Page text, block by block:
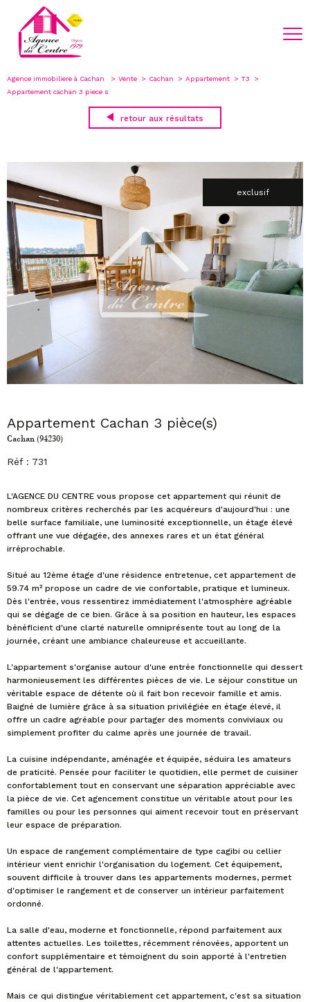
Agence immobiliere à Cachan Vente Cachan Appartement
T3
Appartement cachan 3 piece s
retour aux résultats
exclusif
Appartement Cachan 3 pièce(s)
Cachan (94230)
Réf : 731
L'AGENCE DU CENTRE vous propose cet appartement qui réunit de
nombreux critères recherchés par les acquéreurs d'aujourd'hui : une
belle surface familiale, une luminosité exceptionnelle, un étage élevé
offrant une vue dégagée, des annexes rares et un état général
irréprochable.
Situé au 12ème étage d'une résidence entretenue, cet appartement de
59.74 m² propose un cadre de vie confortable, pratique et lumineux.
Dès l'entrée, vous ressentirez immédiatement l'atmosphère agréable
qui se dégage de ce bien. Grâce à sa position en hauteur, les espaces
bénéficient d'une clarté naturelle omniprésente tout au long de la
journée, créant une ambiance chaleureuse et accueillante.
L'appartement s'organise autour d'une entrée fonctionnelle qui dessert
harmonieusement les différentes pièces de vie. Le séjour constitue un
véritable espace de détente où il fait bon recevoir famille et amis.
Baigné de lumière grâce à sa situation privilégiée en étage élevé, il
offre un cadre agréable pour partager des moments conviviaux ou
simplement profiter du calme après une journée de travail.
La cuisine indépendante, aménagée et équipée, séduira les amateurs
de praticité. Pensée pour faciliter le quotidien, elle permet de cuisiner
confortablement tout en conservant une séparation appréciable avec
la pièce de vie. Cet agencement constitue un véritable atout pour les
familles ou pour les personnes qui aiment recevoir tout en préservant
leur espace de préparation.
Un espace de rangement complémentaire de type cagibi ou cellier
intérieur vient enrichir l'organisation du logement. Cet équipement,
souvent difficile à trouver dans les appartements modernes, permet
d'optimiser le rangement et de conserver un intérieur parfaitement
ordonné.
La salle d'eau, moderne et fonctionnelle, répond parfaitement aux
attentes actuelles. Les toilettes, récemment rénovées, apportent un
confort supplémentaire et témoignent du soin apporté à l'entretien
général de l'appartement.
Mais ce qui distingue véritablement cet appartement, c'est sa situation